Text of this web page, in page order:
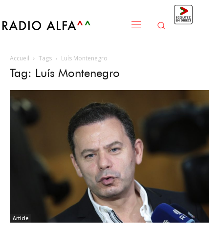
Accueil Tags Luís Montenegro
Tag: Luís Montenegro
Article